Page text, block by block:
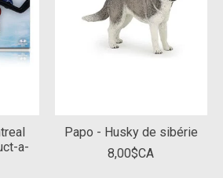
a-
Papo - Husky de sibérie
8,00$CA